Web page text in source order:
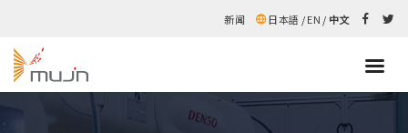
新闻 日本語 /EN / 中文